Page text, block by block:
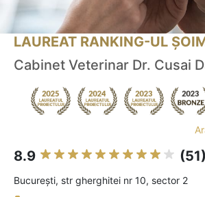
LAUREAT RANKING-UL
Cabinet Veterinar Dr. Cusai
8.9 (51)
Bucureşti, str gherghitei nr 10, sector 2